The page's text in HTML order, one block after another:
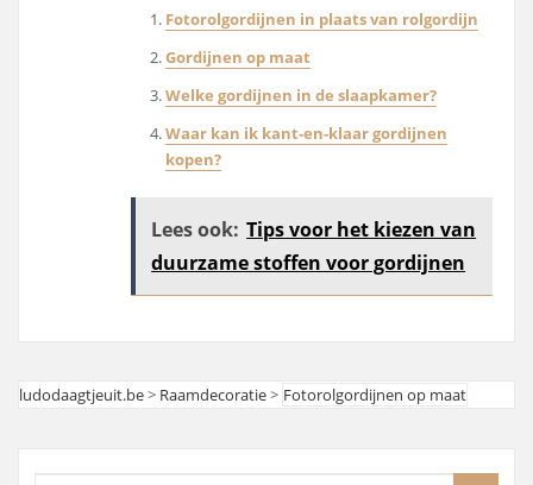
Fotorolgordijnen in plaats van rolgordijn
Gordijnen op maat
Welke gordijnen in de slaapkamer?
Waar kan ik kant-en-klaar gordijnen
kopen?
Lees ook: Tips voor het kiezen van
duurzame stoffen voor gordijnen
ludodaagtjeuit.be> Raamdecoratie> Fotorolgordijnen op maat